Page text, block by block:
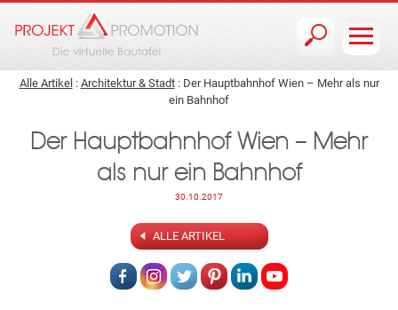
Alle Artikel : Architektur & Stadt: Der Hauptbahnhof Wien – Mehr als nur
ein Bahnhof
Der Hauptbahnhof Wien – Mehr
als nur ein Bahnhof
30.10.2017
ALLE ARTIKEL